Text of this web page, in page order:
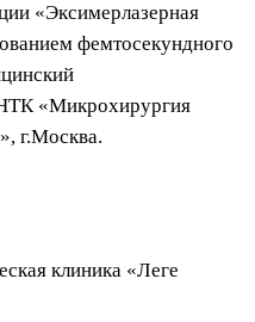
«Эксимерлазерная
фемтосекундного
«Микрохирургия
г.Москва.
клиника «Леге